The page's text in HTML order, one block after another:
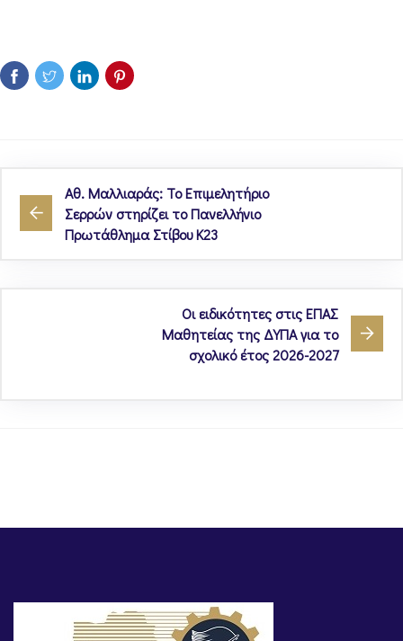
Αθ. Μαλλιαράς: Το Επιμελητήριο
Σερρών στηρίζει το Πανελλήνιο
Πρωτάθλημα Στίβου Κ23
Οι ειδικότητες στις ΕΠΑΣ
Μαθητείας της ΔΥΠΑ για το
σχολικό έτος 2026-2027